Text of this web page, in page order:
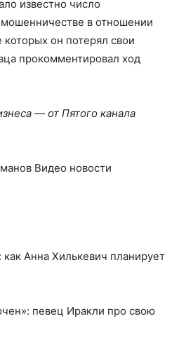
известно число
в отношении
которых он потерял свои
прокомментировал ход
— от Пятого канала
Видео новости
как Анна Хилькевич планирует
певец Иракли про свою